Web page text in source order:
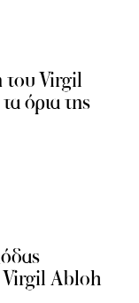
του Virgil
όρια της
Virgil Abloh